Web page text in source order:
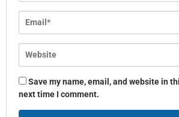
Save my name, email, and website in
next time I comment.